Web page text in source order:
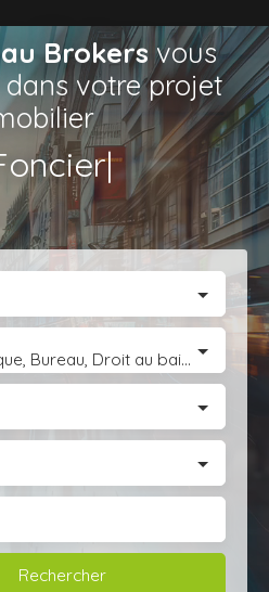
Brokers vous
votre projet
|
Appartement, Boutique, Bureau, Droit au bail, Entrepôt, Fonds de commerce, Hôtel, hébergement, Immeuble, Immobilier Pro, Local commercial, Local professionnel, Local industriel, Magasin, boutique, Terrain Industriel, Terrain Constructible, Transmission d'entreprise
Rechercher